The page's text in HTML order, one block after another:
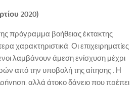
2020)
πρόγραμμα βοήθειας έκτακτης
χαρακτηριστικά. Οι επιχειρηματίες
λαμβάνουν άμεση ενίσχυση μέχρι
από την υποβολή της αίτησης . Η
αλλά άτοκο δάνειο που πρέπει